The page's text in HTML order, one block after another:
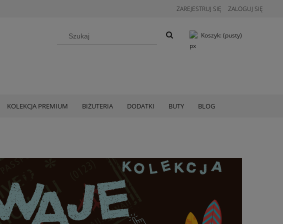
ZAREJESTRUJ SIĘ ZALOGUJ SIĘ
Koszyk: (pusty)
KOLEKCJA PREMIUM BIŻUTERIA DODATKI BUTY BLOG